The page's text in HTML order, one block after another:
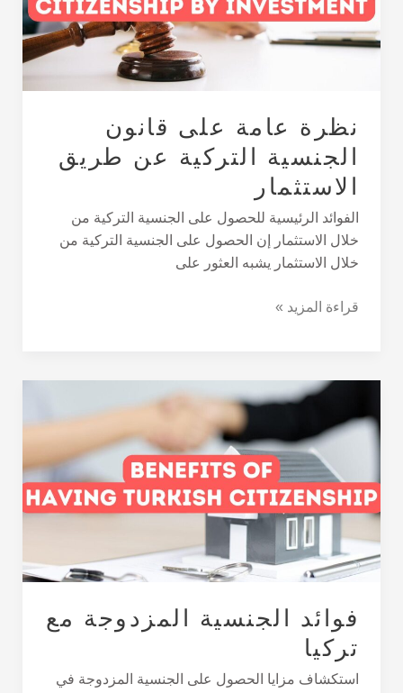
نظرة عامة على قانون
الجنسية التركية عن طريق
الاستثمار
الفوائد الرئيسية للحصول على الجنسية التركية من
خلال الاستثمار إن الحصول على الجنسية التركية من
خلال الاستثمار يشبه العثور على
التركية
عن
قراءة المزيد »
فوائد الجنسية المزدوجة مع
تركيا
استكشاف مزايا الحصول على الجنسية المزدوجة في
المزدوجة
تركيا